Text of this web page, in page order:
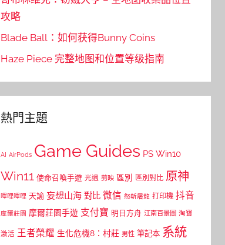
攻略
Blade Ball：如何获得Bunny Coins
Haze Piece 完整地图和位置等级指南
熱門主題
AI AirPods Game Guides PS Win10
Win11 使命召喚手遊 光遇 剪映 區別 區別對比 原神
嗶哩嗶哩 天諭 妄想山海 對比 微信 怒斬屠龍 打印機 抖音
摩爾莊園 摩爾莊園手遊 支付寶 明日方舟 江南百景圖 淘寶
激活 王者榮耀 生化危機8：村莊 男性 筆記本 系統